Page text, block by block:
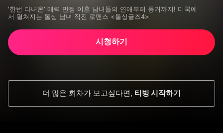
′한번 다녀온′ 매력 만점 이혼 남녀들의 연애부터 동거까지! 미국에
서 펼쳐지는 돌싱 남녀 직진 로맨스 <돌싱글즈4>
시청하기
더 많은 회차가 보고싶다면, 티빙 시작하기